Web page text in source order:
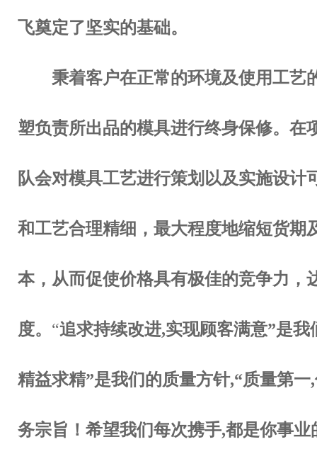
飞奠定了坚实的基础。
秉着客户在正常的环境及使用工艺
塑负责所出品的模具进行终身保修。在
队会对模具工艺进行策划以及实施设计
和工艺合理精细，最大程度地缩短货期
本，从而促使价格具有极佳的竞争力，
度。 “追求持续改进,实现顾客满意”是我
精益求精”是我们的质量方针,“质量第一
务宗旨！希望我们每次携手,都是你事